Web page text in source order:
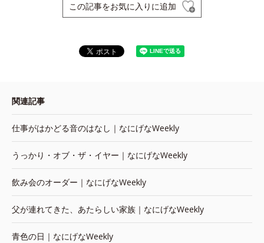
この記事をお気に入りに追加
関連記事
仕事がはかどる音のはなし｜なにげなWeekly
うっかり・オブ・ザ・イヤー｜なにげなWeekly
飲み会のオーダー｜なにげなWeekly
父が連れてきた、あたらしい家族｜なにげなWeekly
青色の日｜なにげなWeekly